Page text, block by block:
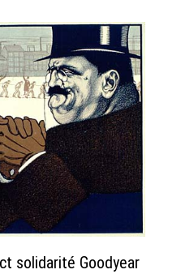
solidarité Goodyear